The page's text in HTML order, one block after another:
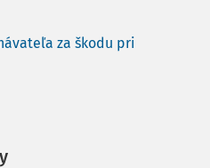
za škodu pri